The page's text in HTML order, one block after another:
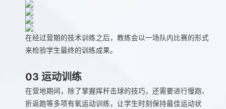
在经过营期的技术训练之后，教练会以一场队内比赛的形式
来检验学生最终的训练成果。
03 运动训练
在营地期间，除了掌握挥杆击球的技巧，还需要进行慢跑、
折返跑等多项有氧运动训练，让学生时刻保持最佳运动状